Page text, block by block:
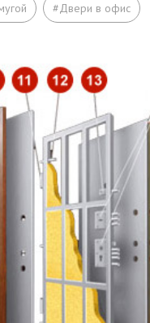
этаж (если дверь
швов монтажной пеной
(изнутри помещения)
дверной коробки
#Двери в офис